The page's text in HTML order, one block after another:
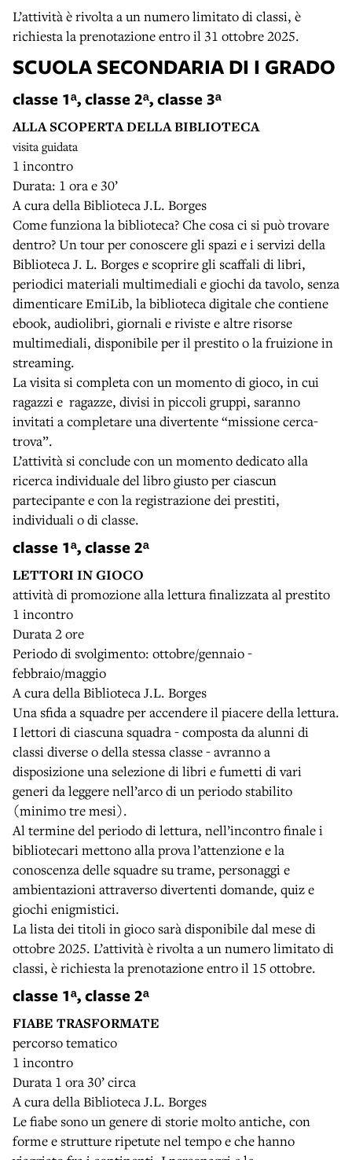
L’attività è rivolta a un numero limitato di classi, è
richiesta la prenotazione entro il 31 ottobre 2025.
SCUOLA SECONDARIA DI I GRADO
classe 1ᵃ, classe 2ᵃ, classe 3ᵃ
ALLA SCOPERTA DELLA BIBLIOTECA
visita guidata
1 incontro
Durata: 1 ora e 30’
A cura della Biblioteca J.L. Borges
Come funziona la biblioteca? Che cosa ci si può trovare
dentro? Un tour per conoscere gli spazi e i servizi della
Biblioteca J. L. Borges e scoprire gli scaffali di libri,
periodici materiali multimediali e giochi da tavolo, senza
dimenticare EmiLib, la biblioteca digitale che contiene
ebook, audiolibri, giornali e riviste e altre risorse
multimediali, disponibile per il prestito o la fruizione in
streaming.
La visita si completa con un momento di gioco, in cui
ragazzi e ragazze, divisi in piccoli gruppi, saranno
invitati a completare una divertente “missione cerca-
trova”.
L’attività si conclude con un momento dedicato alla
ricerca individuale del libro giusto per ciascun
partecipante e con la registrazione dei prestiti,
individuali o di classe.
classe 1ᵃ, classe 2ᵃ
LETTORI IN GIOCO
attività di promozione alla lettura finalizzata al prestito
1 incontro
Durata 2 ore
Periodo di svolgimento: ottobre/gennaio -
febbraio/maggio
A cura della Biblioteca J.L. Borges
Una sfida a squadre per accendere il piacere della lettura.
I lettori di ciascuna squadra - composta da alunni di
classi diverse o della stessa classe - avranno a
disposizione una selezione di libri e fumetti di vari
generi da leggere nell’arco di un periodo stabilito
(minimo tre mesi).
Al termine del periodo di lettura, nell’incontro finale i
bibliotecari mettono alla prova l’attenzione e la
conoscenza delle squadre su trame, personaggi e
ambientazioni attraverso divertenti domande, quiz e
giochi enigmistici.
La lista dei titoli in gioco sarà disponibile dal mese di
ottobre 2025. L’attività è rivolta a un numero limitato di
classi, è richiesta la prenotazione entro il 15 ottobre.
classe 1ᵃ, classe 2ᵃ
FIABE TRASFORMATE
percorso tematico
1 incontro
Durata 1 ora 30’ circa
A cura della Biblioteca J.L. Borges
Le fiabe sono un genere di storie molto antiche, con
forme e strutture ripetute nel tempo e che hanno